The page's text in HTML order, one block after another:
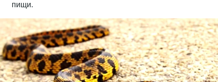
пищи.